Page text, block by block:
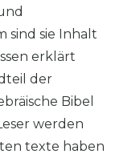
sind sie Inhalt
erklärt
der
Bibel
werden
texte haben